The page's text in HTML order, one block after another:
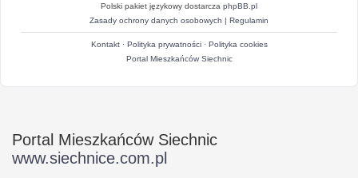
Polski pakiet językowy dostarcza phpBB.pl
Zasady ochrony danych osobowych | Regulamin
Kontakt· Polityka prywatności· Polityka cookies
Portal Mieszkańców Siechnic
Portal Mieszkańców Siechnic
www.siechnice.com.pl